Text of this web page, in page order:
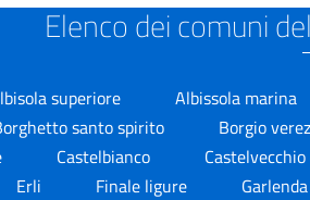
Elenco dei comuni
superiore Albissola marina
santo spirito Borgio
Castelbianco
Erli Finale ligure Garlenda